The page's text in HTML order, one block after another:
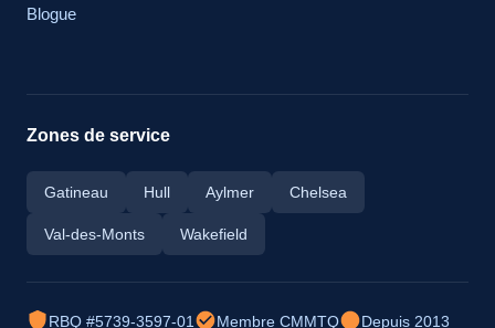
Blogue
Zones de service
Gatineau Hull Aylmer Chelsea
Val-des-Monts Wakefield
RBQ #5739-3597-01 Membre CMMTQ Depuis 2013